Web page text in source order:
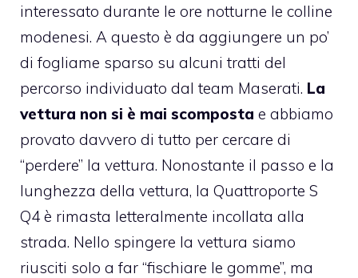
interessato durante le ore notturne le colline
modenesi. A questo è da aggiungere un po’
di fogliame sparso su alcuni tratti del
percorso individuato dal team Maserati. La
vettura non si è mai scomposta e abbiamo
provato davvero di tutto per cercare di
“perdere” la vettura. Nonostante il passo e la
lunghezza della vettura, la Quattroporte S
Q4 è rimasta letteralmente incollata alla
strada. Nello spingere la vettura siamo
riusciti solo a far “fischiare le gomme”, ma